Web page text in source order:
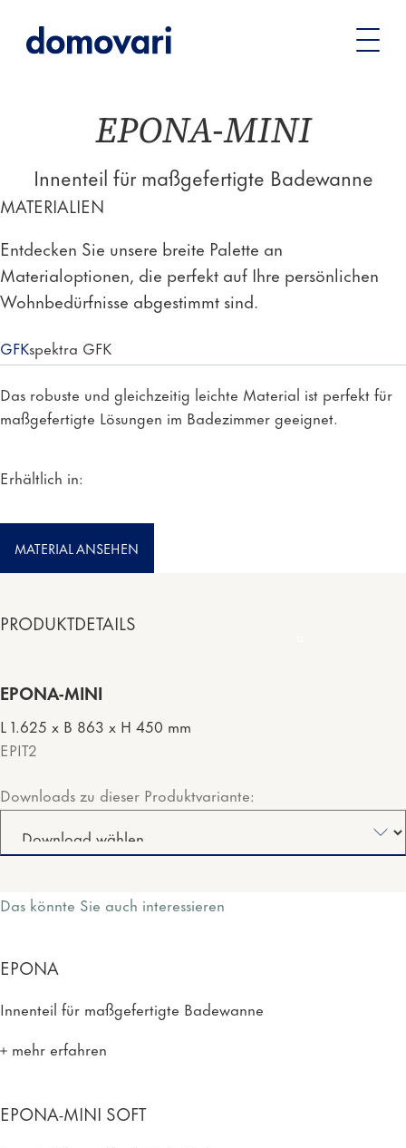
befinden
Badewannen Maßgefertigte Badewannen
EPONA-
MINI – Innenteil für Maßanfertigung
EPONA-MINI
Innenteil für maßgefertigte Badewanne
MATERIALIEN
Entdecken Sie unsere breite Palette an
Materialoptionen, die perfekt auf Ihre persönlichen
Wohnbedürfnisse abgestimmt sind.
GFKspektra GFK
Das robuste und gleichzeitig leichte Material ist perfekt für
maßgefertigte Lösungen im Badezimmer geeignet.
Erhältlich in:
MATERIAL ANSEHEN
PRODUKTDETAILS
EPONA-MINI
L 1.625 x B 863 x H 450 mm
EPIT2
Downloads zu dieser Produktvariante:
Das könnte Sie auch interessieren
EPONA
Innenteil für maßgefertigte Badewanne
mehr erfahren
EPONA-MINI SOFT